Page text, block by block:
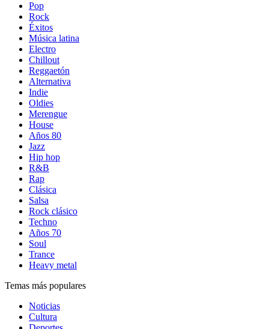
Pop
Rock
Éxitos
Música latina
Electro
Chillout
Reggaetón
Alternativa
Indie
Oldies
Merengue
House
Años 80
Jazz
Hip hop
R&B
Rap
Clásica
Salsa
Rock clásico
Techno
Años 70
Soul
Trance
Heavy metal
Temas más populares
Noticias
Cultura